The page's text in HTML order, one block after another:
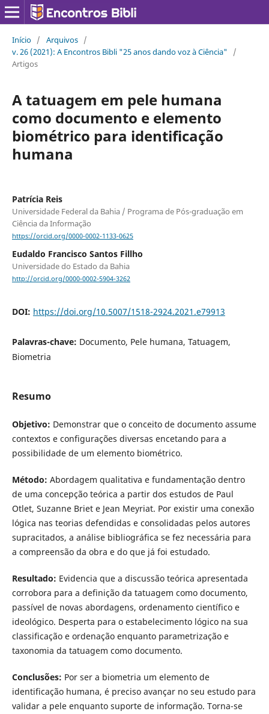
Início / Arquivos /
v. 26 (2021): A Encontros Bibli "25 anos dando voz à Ciência"
/
Artigos
A tatuagem em pele humana
como documento e elemento
biométrico para identificação
humana
Patrícia Reis
Universidade Federal da Bahia / Programa de Pós-graduação em
Ciência da Informação
https://orcid.org/0000-0002-1133-0625
Eudaldo Francisco Santos Fillho
Universidade do Estado da Bahia
http://orcid.org/0000-0002-5904-3262
DOI: https://doi.org/10.5007/1518-2924.2021.e79913
Palavras-chave: Documento, Pele humana, Tatuagem,
Biometria
Resumo
Objetivo: Demonstrar que o conceito de documento assume
contextos e configurações diversas encetando para a
possibilidade de um elemento biométrico.
Método: Abordagem qualitativa e fundamentação dentro
de uma concepção teórica a partir dos estudos de Paul
Otlet, Suzanne Briet e Jean Meyriat. Por existir uma conexão
lógica nas teorias defendidas e consolidadas pelos autores
supracitados, a análise bibliográfica se fez necessária para
a compreensão da obra e do que já foi estudado.
Resultado: Evidencia que a discussão teórica apresentada
corrobora para a definição da tatuagem como documento,
passível de novas abordagens, ordenamento científico e
ideológico. Desperta para o estabelecimento lógico na sua
classificação e ordenação enquanto parametrização e
taxonomia da tatuagem como documento.
Conclusões: Por ser a biometria um elemento de
identificação humana, é preciso avançar no seu estudo para
validar a pele enquanto suporte de informação. Torna-se